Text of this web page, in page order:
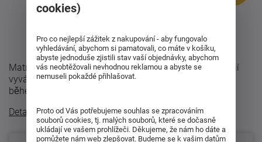
Matrace Synora 24 je navržena pro všechny, kteří hledají
vyvážené spojení pohodlí, opory a příjemného klimatu
během spánku. Díky moderní ...
Detailní popis
cookies)
Pro co nejlepší zážitek z nakupování - aby fungovalo
vyhledávání, abychom si pamatovali, co máte v košíku,
abyste jednoduše zjistili stav vaší objednávky, abychom
vás neobtěžovali nevhodnou reklamou a abyste se
nemuseli pokaždé přihlašovat.
Proto od Vás potřebujeme souhlas se zpracováním
souborů cookies, tj. malých souborů, které se dočasně
ukládají ve vašem prohlížeči. Děkujeme, že nám ho dáte a
pomůžete nám web zlepšovat. Budeme se k vašim datům